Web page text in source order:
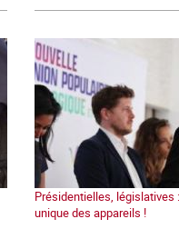
Présidentielles, législatives
unique des appareils !